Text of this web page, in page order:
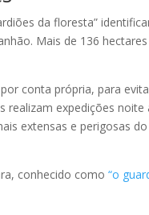
da floresta”
Mais de 136
conta própria, para
realizam expedições
extensas e perigosas
conhecido como“o